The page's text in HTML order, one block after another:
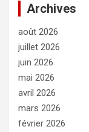
Archives
août 2026
juillet 2026
juin 2026
mai 2026
avril 2026
mars 2026
février 2026